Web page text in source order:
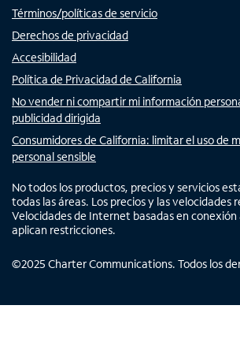
Términos/políticas de servicio
Derechos de privacidad
Accesibilidad
Política de Privacidad de California
No vender ni compartir mi información
publicidad dirigida
Consumidores de California: limitar el uso de
personal sensible
No todos los productos, precios y servicios
todas las áreas. Los precios y las velocidades
Velocidades de Internet basadas en conexión
aplican restricciones.
©2025 Charter Communications. Todos los